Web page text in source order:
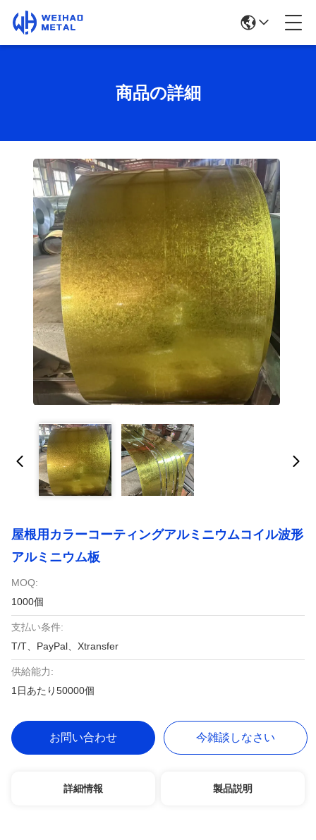
商品の詳細
屋根用カラーコーティングアルミニウムコイル波形
アルミニウム板
MOQ:
1000個
支払い条件:
T/T、PayPal、Xtransfer
供給能力:
1日あたり50000個
お問い合わせ 今雑談しなさい
詳細情報 製品説明